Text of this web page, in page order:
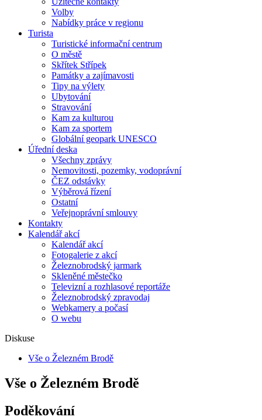
Volby
Nabídky práce v regionu
Turista
Turistické informační centrum
O městě
Skřítek Střípek
Památky a zajímavosti
Tipy na výlety
Ubytování
Stravování
Kam za kulturou
Kam za sportem
Globální geopark UNESCO
Úřední deska
Všechny zprávy
Nemovitosti, pozemky, vodoprávní
ČEZ odstávky
Výběrová řízení
Ostatní
Veřejnoprávní smlouvy
Kontakty
Kalendář akcí
Kalendář akcí
Fotogalerie z akcí
Železnobrodský jarmark
Skleněné městečko
Televizní a rozhlasové reportáže
Železnobrodský zpravodaj
Webkamery a počasí
O webu
Diskuse
Vše o Železném Brodě
Vše o Železném Brodě
Poděkování